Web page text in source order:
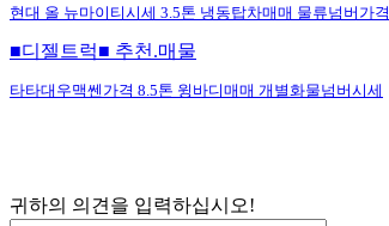
현대 올 뉴마이티시세 3.5톤 냉동탑차매매 물류넘버가격
■디젤트럭■ 추천.매물
타타대우맥쎈가격 8.5톤 윙바디매매 개별화물넘버시세
귀하의 의견을 입력하십시오!